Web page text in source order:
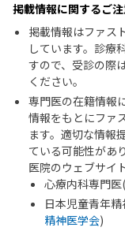
掲載情報に関するご
掲載情報はファス
しています。診療
すので、受診の際
ください。
専門医の在籍情報
情報をもとにファ
ます。適切な情報
ている可能性があ
医院のウェブサイ
心療内科専門医(
日本児童青年
精神医学会)